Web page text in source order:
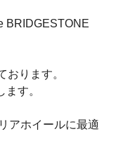
BRIDGESTONE
おります。
す。
アホイールに最適